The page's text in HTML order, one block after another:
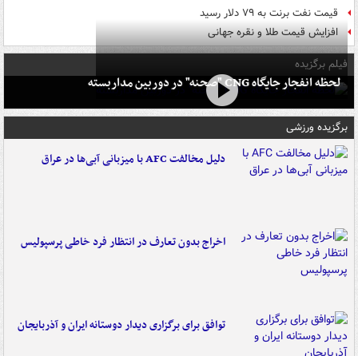
قیمت نفت برنت به ۷۹ دلار رسید
افزایش قیمت طلا و نقره جهانی
فیلم برگزیده
لحظه انفجار جایگاه CNG "صحنه" در دوربین مداربسته
برگزیده ورزشی
دلیل مخالفت AFC با میزبانی آبی‌ها در عراق
اخراج بدون تعارف در انتظار فرد خاطی پرسپولیس
توافق برای برگزاری دیدار دوستانه ایران و آذربایجان